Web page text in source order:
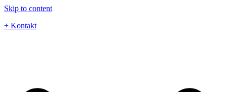
Skip to content
+ Kontakt